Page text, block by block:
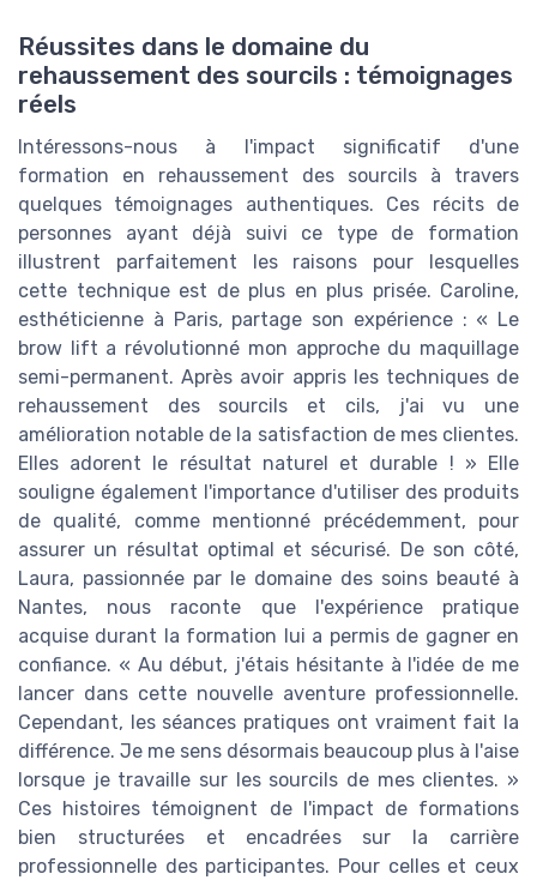
Réussites dans le domaine du
rehaussement des sourcils : témoignages
réels
Intéressons-nous à l'impact significatif d'une
formation en rehaussement des sourcils à travers
quelques témoignages authentiques. Ces récits de
personnes ayant déjà suivi ce type de formation
illustrent parfaitement les raisons pour lesquelles
cette technique est de plus en plus prisée. Caroline,
esthéticienne à Paris, partage son expérience : « Le
brow lift a révolutionné mon approche du maquillage
semi-permanent. Après avoir appris les techniques de
rehaussement des sourcils et cils, j'ai vu une
amélioration notable de la satisfaction de mes clientes.
Elles adorent le résultat naturel et durable ! » Elle
souligne également l'importance d'utiliser des produits
de qualité, comme mentionné précédemment, pour
assurer un résultat optimal et sécurisé. De son côté,
Laura, passionnée par le domaine des soins beauté à
Nantes, nous raconte que l'expérience pratique
acquise durant la formation lui a permis de gagner en
confiance. « Au début, j'étais hésitante à l'idée de me
lancer dans cette nouvelle aventure professionnelle.
Cependant, les séances pratiques ont vraiment fait la
différence. Je me sens désormais beaucoup plus à l'aise
lorsque je travaille sur les sourcils de mes clientes. »
Ces histoires témoignent de l'impact de formations
bien structurées et encadrées sur la carrière
professionnelle des participantes. Pour celles et ceux